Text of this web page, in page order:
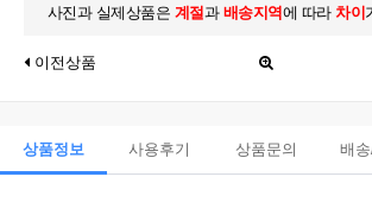
사진과 실제상품은 계절과 배송지역에 따라 차이
이전상품
상품정보 사용후기 상품문의 배